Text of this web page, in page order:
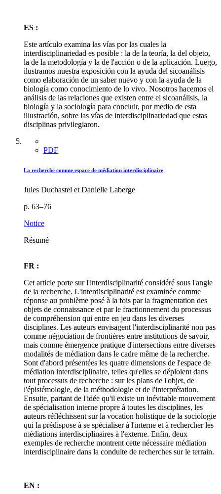
ES :
Este artículo examina las vías por las cuales la
interdisciplinariedad es posible : la de la teoría, la del objeto,
la de la metodología y la de l'acción o de la aplicación. Luego,
ilustramos nuestra exposición con la ayuda del sicoanálisis
como elaboración de un saber nuevo y con la ayuda de la
biología como conocimiento de lo vivo. Nosotros hacemos el
análisis de las relaciones que existen entre el sicoanálisis, la
biología y la sociología para concluir, por medio de esta
illustración, sobre las vías de interdisciplinariedad que estas
disciplinas privilegiaron.
PDF
La recherche comme espace de médiation interdisciplinaire
Jules Duchastel et Danielle Laberge
p. 63–76
Notice
Résumé
FR :
Cet article porte sur l'interdisciplinarité considéré sous l'angle
de la recherche. L'interdisciplinarité est examinée comme
réponse au problème posé à la fois par la fragmentation des
objets de connaissance et par le fractionnement du processus
de compréhension qui entre en jeu dans les diverses
disciplines. Les auteurs envisagent l'interdisciplinarité non pas
comme négociation de frontières entre institutions de savoir,
mais comme émergence pratique d'intersections entre diverses
modalités de médiation dans le cadre même de la recherche.
Sont d'abord présentées les quatre dimensions de l'espace de
médiation interdisciplinaire, telles qu'elles se déploient dans
tout processus de recherche : sur les plans de l'objet, de
l'épistémologie, de la méthodologie et de l'interprétation.
Ensuite, partant de l'idée qu'il existe un inévitable mouvement
de spécialisation interne propre à toutes les disciplines, les
auteurs réfléchissent sur la vocation holistique de la sociologie
qui la prédispose à se spécialiser à l'interne et à rechercher les
médiations interdisciplinaires à l'externe. Enfin, deux
exemples de recherche montrent cette nécessaire médiation
interdisciplinaire dans la conduite de recherches sur le terrain.
EN :